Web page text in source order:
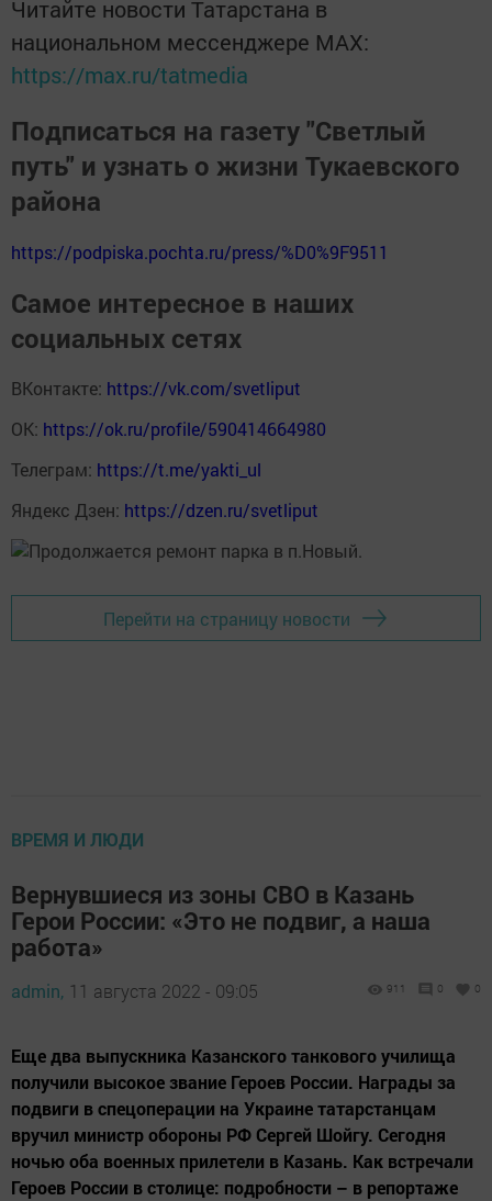
Читайте новости Татарстана в
национальном мессенджере MАХ:
https://max.ru/tatmedia
Подписаться на газету "Светлый
путь" и узнать о жизни Тукаевского
района
https://podpiska.pochta.ru/press/%D0%9F9511
Самое интересное в наших
социальных сетях
ВКонтакте: https://vk.com/svetliput
ОК: https://ok.ru/profile/590414664980
Телеграм: https://t.me/yakti_ul
Яндекс Дзен: https://dzen.ru/svetliput
Перейти на страницу новости
ВРЕМЯ И ЛЮДИ
Вернувшиеся из зоны СВО в Казань
Герои России: «Это не подвиг, а наша
работа»
admin, 11 августа 2022 - 09:05 911 0 0
Еще два выпускника Казанского танкового училища
получили высокое звание Героев России. Награды за
подвиги в спецоперации на Украине татарстанцам
вручил министр обороны РФ Сергей Шойгу. Сегодня
ночью оба военных прилетели в Казань. Как встречали
Героев России в столице: подробности – в репортаже